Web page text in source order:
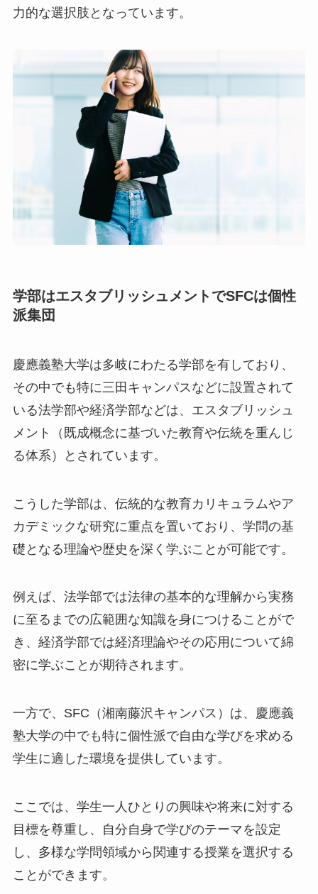
力的な選択肢となっています。
学部はエスタブリッシュメントでSFCは個性
派集団
慶應義塾大学は多岐にわたる学部を有しており、
その中でも特に三田キャンパスなどに設置されて
いる法学部や経済学部などは、エスタブリッシュ
メント（既成概念に基づいた教育や伝統を重んじ
る体系）とされています。
こうした学部は、伝統的な教育カリキュラムやア
カデミックな研究に重点を置いており、学問の基
礎となる理論や歴史を深く学ぶことが可能です。
例えば、法学部では法律の基本的な理解から実務
に至るまでの広範囲な知識を身につけることがで
き、経済学部では経済理論やその応用について綿
密に学ぶことが期待されます。
一方で、SFC（湘南藤沢キャンパス）は、慶應義
塾大学の中でも特に個性派で自由な学びを求める
学生に適した環境を提供しています。
ここでは、学生一人ひとりの興味や将来に対する
目標を尊重し、自分自身で学びのテーマを設定
し、多様な学問領域から関連する授業を選択する
ことができます。